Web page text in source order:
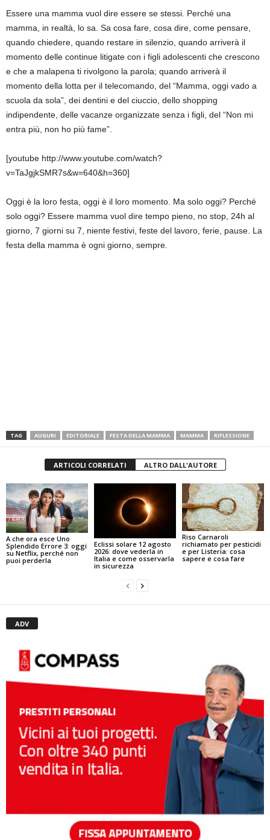
Essere una mamma vuol dire essere se stessi. Perché una
mamma, in realtà, lo sa. Sa cosa fare, cosa dire, come pensare,
quando chiedere, quando restare in silenzio, quando arriverà il
momento delle continue litigate con i figli adolescenti che crescono
e che a malapena ti rivolgono la parola; quando arriverà il
momento della lotta per il telecomando, del “Mamma, oggi vado a
scuola da sola”, dei dentini e del ciuccio, dello shopping
indipendente, delle vacanze organizzate senza i figli, del “Non mi
entra più, non ho più fame”.
[youtube http://www.youtube.com/watch?
v=TaJgjkSMR7s&w=640&h=360]
Oggi è la loro festa, oggi è il loro momento. Ma solo oggi? Perché
solo oggi? Essere mamma vuol dire tempo pieno, no stop, 24h al
giorno, 7 giorni su 7, niente festivi, feste del lavoro, ferie, pause. La
festa della mamma è ogni giorno, sempre.
TAG AUGURI EDITORIALE FESTA DELLA MAMMA MAMMA RIFLESSIONE
ARTICOLI CORRELATI ALTRO DALL'AUTORE
A che ora esce Uno
Splendido Errore 3: oggi
su Netflix, perché non
puoi perderla
Eclissi solare 12 agosto
2026: dove vederla in
Italia e come osservarla
in sicurezza
Riso Carnaroli
richiamato per pesticidi
e per Listeria: cosa
sapere e cosa fare
ADV